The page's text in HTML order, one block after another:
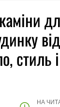
від
стиль і
НА